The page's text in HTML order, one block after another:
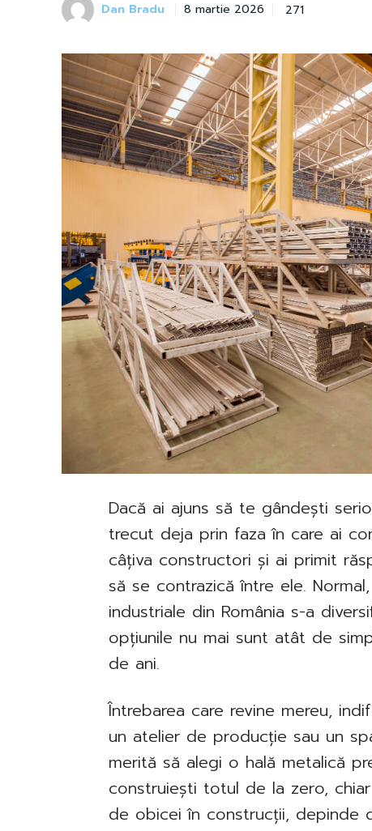
Dan Bradu 8 martie 2026 271
Dacă ai ajuns să te gândești
trecut deja prin faza în care ai
câțiva constructori și ai primit
să se contrazică între ele.
industriale din România s-a
opțiunile nu mai sunt atât de
de ani.
Întrebarea care revine mereu,
un atelier de producție sau un
merită să alegi o hală metalică
construiești totul de la zero,
de obicei în construcții, depinde